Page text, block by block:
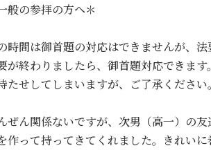
般の参拝の方へ＊
時間は御首題の対応はできませんが、
が終わりましたら、御首題対応できます。
たせしてしまいますが、ご了承ください。
ぜん関係ないですが、次男（高一）の
作って持ってきてくれました。きれいに